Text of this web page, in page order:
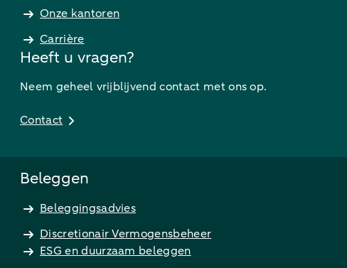
Onze kantoren
Carrière
Heeft u vragen?
Neem geheel vrijblijvend contact met ons op.
Contact
Beleggen
Beleggingsadvies
Discretionair Vermogensbeheer
ESG en duurzaam beleggen